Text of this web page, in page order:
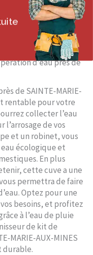
pluie avec
MINES et profitez
respectueuse de
d’eau près de
de SAINTE-MARIE-
rentable pour votre
collecter l’eau
de vos
et un robinet, vous
écologique et
En plus
cette cuve a une
permettra de faire
Optez pour une
besoins, et profitez
à l’eau de pluie
de kit de
MARIE-AUX-MINES
durable.